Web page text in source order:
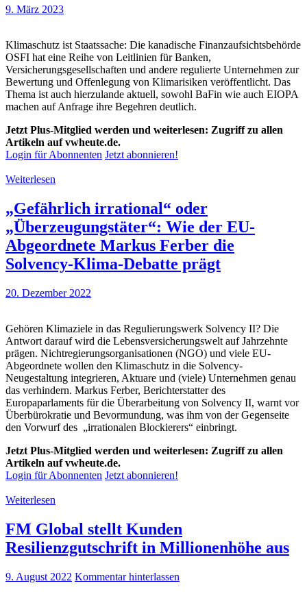
9. März 2023
Klimaschutz ist Staatssache: Die kanadische Finanzaufsichtsbehörde
OSFI hat eine Reihe von Leitlinien für Banken,
Versicherungsgesellschaften und andere regulierte Unternehmen zur
Bewertung und Offenlegung von Klimarisiken veröffentlicht. Das
Thema ist auch hierzulande aktuell, sowohl BaFin wie auch EIOPA
machen auf Anfrage ihre Begehren deutlich.
Jetzt Plus-Mitglied werden und weiterlesen: Zugriff zu allen
Artikeln auf vwheute.de.
Login für Abonnenten Jetzt abonnieren!
Weiterlesen
„Gefährlich irrational“ oder
„Überzeugungstäter“: Wie der EU-
Abgeordnete Markus Ferber die
Solvency-Klima-Debatte prägt
20. Dezember 2022
Gehören Klimaziele in das Regulierungswerk Solvency II? Die
Antwort darauf wird die Lebensversicherungswelt auf Jahrzehnte
prägen. Nichtregierungsorganisationen (NGO) und viele EU-
Abgeordnete wollen den Klimaschutz in die Solvency-
Neugestaltung integrieren, Aktuare und (viele) Unternehmen genau
das verhindern. Markus Ferber, Berichterstatter des
Europaparlaments für die Überarbeitung von Solvency II, warnt vor
Überbürokratie und Bevormundung, was ihm von der Gegenseite
den Vorwurf des „irrationalen Blockierers“ einbringt.
Jetzt Plus-Mitglied werden und weiterlesen: Zugriff zu allen
Artikeln auf vwheute.de.
Login für Abonnenten Jetzt abonnieren!
Weiterlesen
FM Global stellt Kunden
Resilienzgutschrift in Millionenhöhe aus
9. August 2022 Kommentar hinterlassen